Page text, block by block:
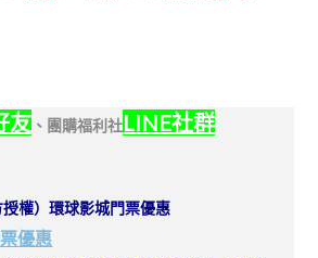
友 、 團購福利社LINE社群
權）環球影城門票優惠
優惠